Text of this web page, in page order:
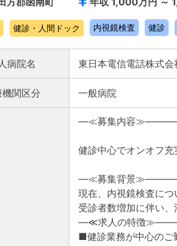
健診・人間ドック 内視鏡検査 健診
病院名 東日本電信電話株式
機関区分 一般病院
―≪募集内容
健診中心でオンオフ
―≪募集背景
現在、内視鏡検査につ
受診者数増加に伴い、
―≪求人の特徴
■健診業務が中心のご